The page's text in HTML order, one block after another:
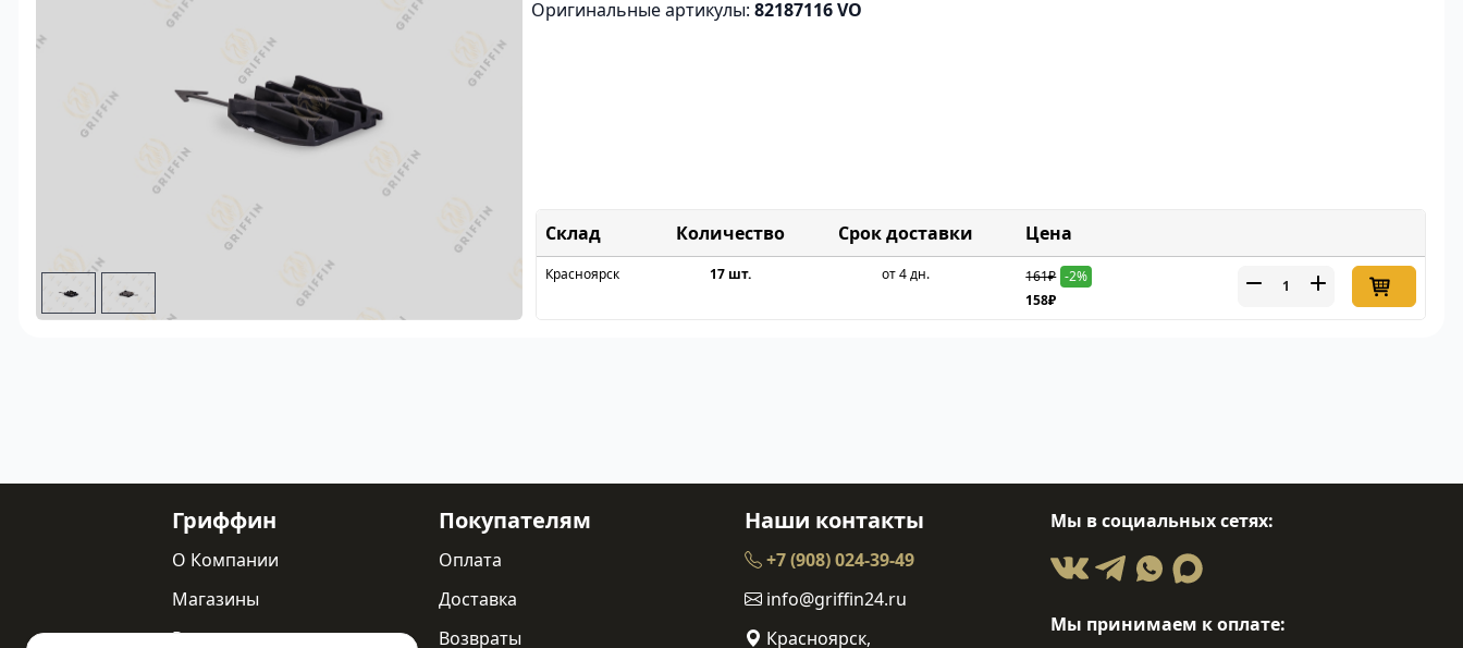
Оригинальные артикулы:82187116 VO
Склад Срок доставки Цена
Красноярск 17 шт. от 4 дн. 161₽ -2%
158₽
Гриффин
О Компании
Магазины
Реквизиты
Покупателям
Оплата
Доставка
Возвраты
Наши контакты
+7 (908) 024-39-49
info@griffin24.ru
Красноярск,
Мы в социальных сетях:
Мы принимаем к оплате: